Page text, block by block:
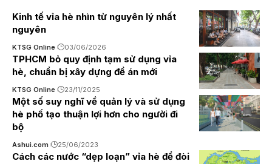
Kinh tế vỉa hè nhìn từ nguyên lý nhất
nguyên
KTSG Online 03/06/2026
TPHCM bỏ quy định tạm sử dụng vỉa
hè, chuẩn bị xây dựng đề án mới
KTSG Online 23/11/2025
Một số suy nghĩ về quản lý và sử dụng
hè phố tạo thuận lợi hơn cho người đi
bộ
Ashui.com 25/06/2023
Cách các nước “dẹp loạn” vỉa hè để đòi